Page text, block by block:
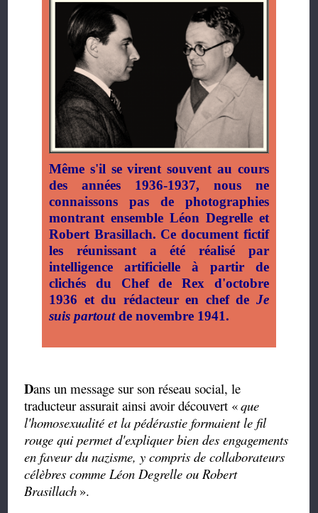
Même s'il se virent souvent au cours
des années 1936-1937, nous ne
connaissons pas de photographies
montrant ensemble Léon Degrelle et
Robert Brasillach. Ce document fictif
les réunissant a été réalisé par
intelligence artificielle à partir de
clichés du Chef de Rex d'octobre
1936 et du rédacteur en chef de Je
suis partoutde novembre 1941.
Dans un message sur son réseau social, le
traducteur assurait ainsi avoir découvert «que
l'homosexualité et la pédérastie formaient le fil
rouge qui permet d'expliquer bien des engagements
en faveur du nazisme, y compris de collaborateurs
célèbres comme Léon Degrelle ou Robert
Brasillach ».